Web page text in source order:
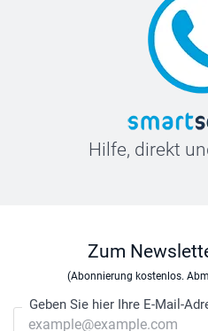
Hilfe, direkt
Zum
(Abonnierung kostenlos.
Geben Sie hier Ihre E-Mail-